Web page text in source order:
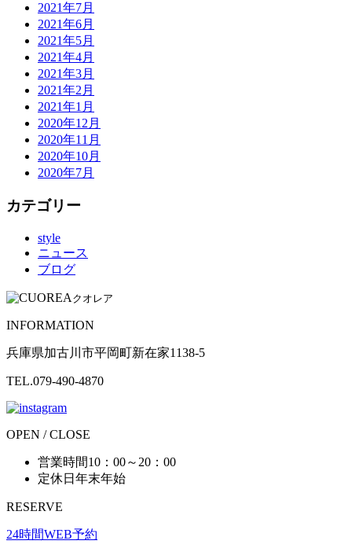
2021年7月
2021年6月
2021年5月
2021年4月
2021年3月
2021年2月
2021年1月
2020年12月
2020年11月
2020年10月
2020年7月
カテゴリー
style
ニュース
ブログ
クオレア
INFORMATION
兵庫県加古川市平岡町新在家1138-5
TEL.079-490-4870
OPEN / CLOSE
営業時間10：00～20：00
定休日 年末年始
RESERVE
24時間WEB予約